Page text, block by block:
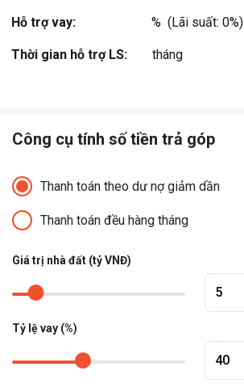
Hỗ trợ vay: %  (Lãi suất: 0%)
Thời gian hỗ trợ LS: tháng
Công cụ tính số tiền trả góp
Thanh toán theo dư nợ giảm dần
Thanh toán đều hàng tháng
Giá trị nhà đất (tỷ VNĐ)
Tỷ lệ vay (%)